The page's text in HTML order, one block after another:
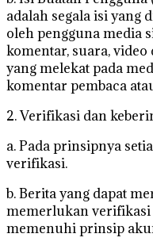
adalah segala isi yang
oleh pengguna media
komentar, suara,
yang melekat pada
komentar pembaca
2. Verifikasi dan
a. Pada prinsipnya
verifikasi.
b. Berita yang dapat
memerlukan verifikasi
memenuhi prinsip